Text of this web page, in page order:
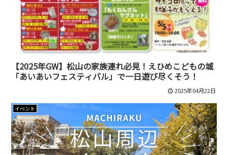
【2025年GW】松山の家族連れ必見！えひめこどもの城
「あいあいフェスティバル」で一日遊び尽くそう！
2025年04月22日
イベント